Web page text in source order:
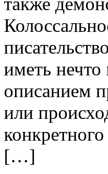
иметь
описанием
или
[…]